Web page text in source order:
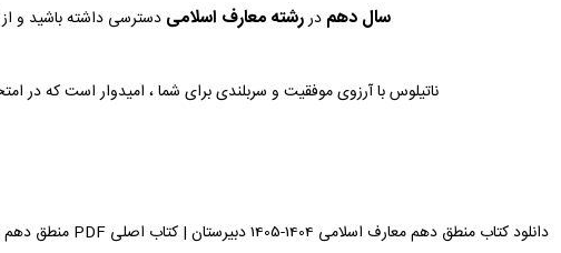
سال دهم دررشته معارف اسلامی دسترسی داشته باشید و از
ناتیلوس با آرزوی موفقیت و سربلندی برای شما ، امیدوار است که در